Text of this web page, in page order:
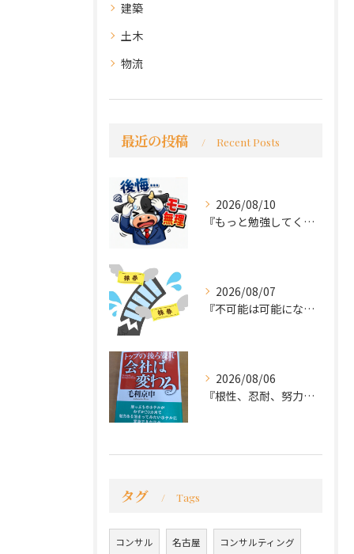
建築
土木
物流
最近の投稿 Recent Posts
2026/08/10
『もっと勉強してくれば良かった～後悔先にたたず』
2026/08/07
『不可能は可能になる』
2026/08/06
『根性、忍耐、努力という言葉は死語なのか』
タグ Tags
コンサル 名古屋 コンサルティング